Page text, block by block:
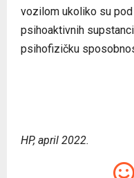
vozilom ukoliko su
psihoaktivnih
psihofizičku
HP, april 2022.